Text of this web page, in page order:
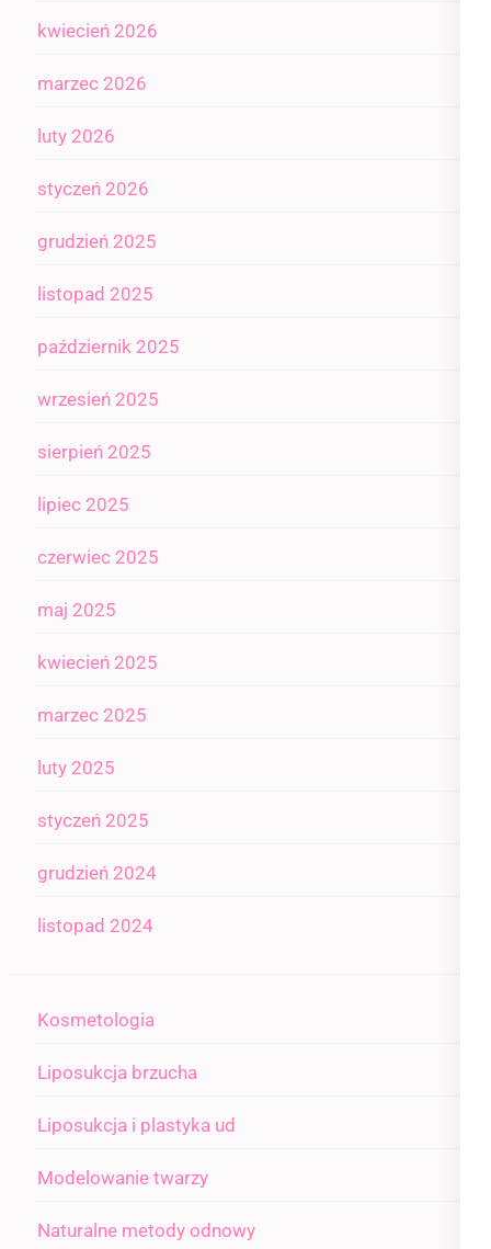
kwiecień 2026
marzec 2026
luty 2026
styczeń 2026
grudzień 2025
listopad 2025
październik 2025
wrzesień 2025
sierpień 2025
lipiec 2025
czerwiec 2025
maj 2025
kwiecień 2025
marzec 2025
luty 2025
styczeń 2025
grudzień 2024
listopad 2024
Kosmetologia
Liposukcja brzucha
Liposukcja i plastyka ud
Modelowanie twarzy
Naturalne metody odnowy